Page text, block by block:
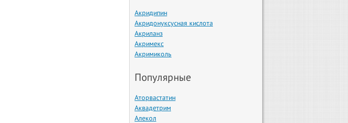
Акридипин
Акридонуксусная кислота
Акриланз
Акримекс
Акримиколь
Популярные
Аторвастатин
Аквадетрим
Алекол